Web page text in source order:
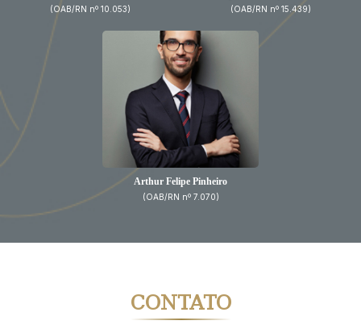
(OAB/RN nº 10.053) (OAB/RN nº 15.439)
Arthur Felipe Pinheiro
(OAB/RN nº 7.070)
CONTATO